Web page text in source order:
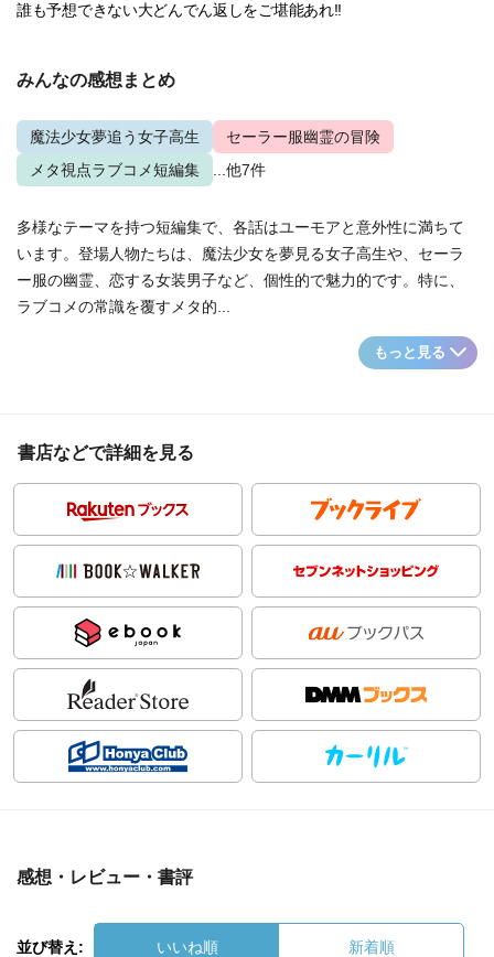
誰も予想できない大どんでん返しをご堪能あれ!!
みんなの感想まとめ
魔法少女夢追う女子高生
セーラー服幽霊の冒険
メタ視点ラブコメ短編集
...他7件
多様なテーマを持つ短編集で、各話はユーモアと意外性に満ちて
います。登場人物たちは、魔法少女を夢見る女子高生や、セーラ
ー服の幽霊、恋する女装男子など、個性的で魅力的です。特に、
ラブコメの常識を覆すメタ的...
もっと見る
書店などで詳細を見る
感想・レビュー・書評
並び替え: いいね順 新着順